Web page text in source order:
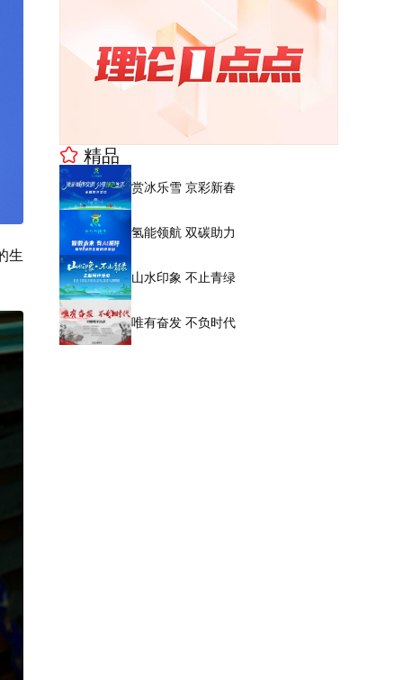
生
精品
赏冰乐雪 京彩新春
氢能领航 双碳助力
山水印象 不止青绿
唯有奋发 不负时代